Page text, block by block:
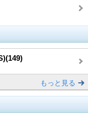
もっと見る